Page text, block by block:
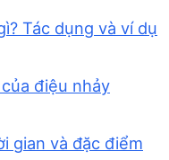
Tác dụng và ví dụ
điệu nhảy
gian và đặc điểm